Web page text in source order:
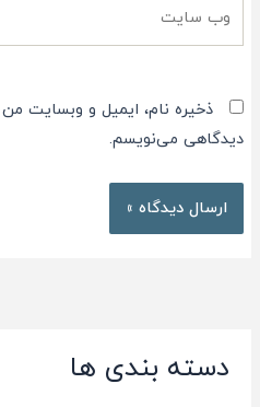
دسته بندی ها
سایت
ذخیره نام، ایمیل و وبسایت من
دیدگاهی می‌نویسم.